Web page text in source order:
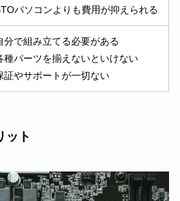
パソコンよりも費用が抑えられる
分で組み立てる必要がある
種パーツを揃えないといけない
証やサポートが一切ない
ット